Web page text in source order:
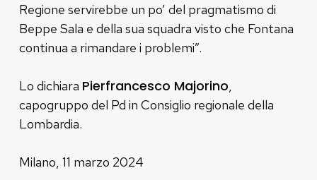
Regione servirebbe un po’ del pragmatismo di
Beppe Sala e della sua squadra visto che Fontana
continua a rimandare i problemi”.
Lo dichiara Pierfrancesco Majorino,
capogruppo del Pd in Consiglio regionale della
Lombardia.
Milano, 11 marzo 2024